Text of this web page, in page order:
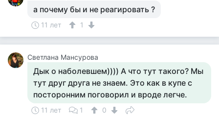
а почему бы и не реагировать ?
11 лет 1
Светлана Мансурова
Дык о наболевшем)))) А что тут такого? Мы
тут друг друга не знаем. Это как в купе с
посторонним поговорил и вроде легче.
11 лет 1
0